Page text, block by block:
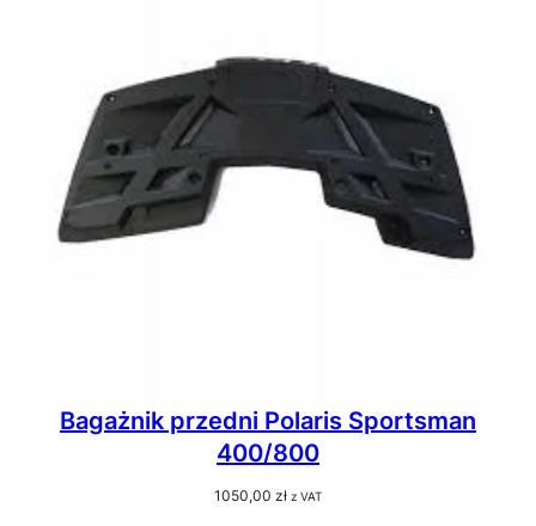
Bagażnik przedni Polaris Sportsman
400/800
1050,00 zł z VAT